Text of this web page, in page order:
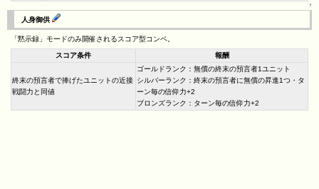
↑
人身御供
「黙示録」モードのみ開催されるスコア型コンペ。
スコア条件 報酬
終末の預言者で捧げたユニットの近接
戦闘力と同値
ゴールドランク：無償の終末の預言者1ユニット
シルバーランク：終末の預言者に無償の昇進1つ・タ
ーン毎の信仰力+2
ブロンズランク：ターン毎の信仰力+2